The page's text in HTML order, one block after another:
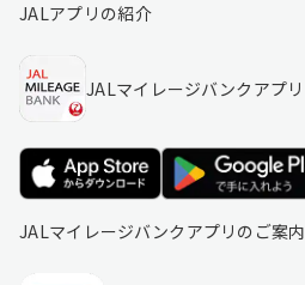
JALアプリの紹介
JALマイレージバンクアプリ
JALマイレージバンクアプリのご案内